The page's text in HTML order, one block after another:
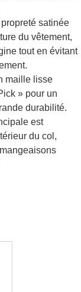
satinée
du vêtement,
tout en évitant
maille lisse
» pour un
durabilité.
est
du col,